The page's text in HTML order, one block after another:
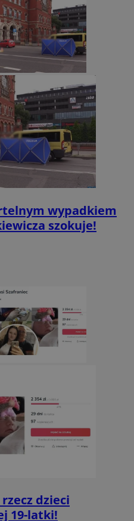
wypadkiem
szokuje!
dzieci
19-latki!